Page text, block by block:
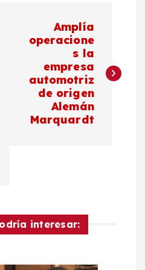
Amplía
operacione
s la
empresa
automotriz
de origen
Alemán
Marquardt
interesar: